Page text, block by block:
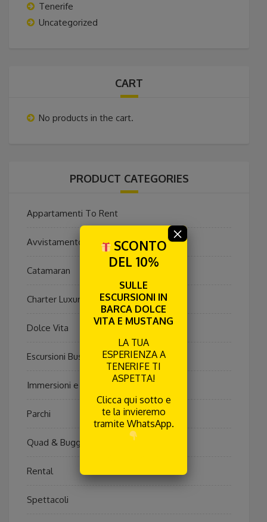
Tenerife
Uncategorized
CART
No products in the cart.
PRODUCT CATEGORIES
Appartamenti To Rent
Avvistamento Cetacei
Catamaran
Charter Luxury Privato
Dolce Vita
Escursioni Bus
Immersioni e Pesca
Parchi
Quad & Buggy
Rental
Spettacoli
SCONTO
DEL 10%
SULLE
ESCURSIONI IN
BARCA DOLCE
VITA E MUSTANG
LA TUA
ESPERIENZA A
TENERIFE TI
ASPETTA!
Clicca qui sotto e
te la invieremo
tramite WhatsApp.
×